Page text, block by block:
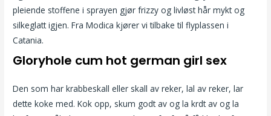
pleiende stoffene i sprayen gjør frizzy og livløst hår mykt og
silkeglatt igjen. Fra Modica kjører vi tilbake til flyplassen i
Catania.
Gloryhole cum hot german girl sex
Den som har krabbeskall eller skall av reker, lal av reker, lar
dette koke med. Kok opp, skum godt av og la krdt av og la